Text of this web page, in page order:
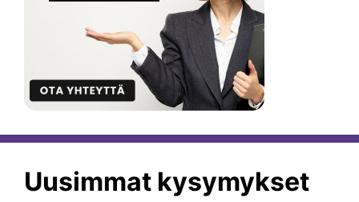
Uusimmat kysymykset